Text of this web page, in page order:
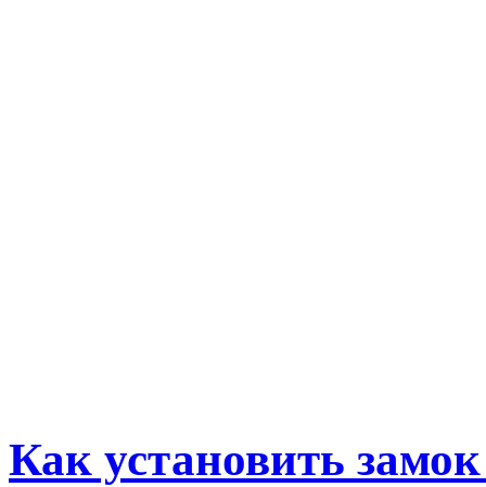
Как установить